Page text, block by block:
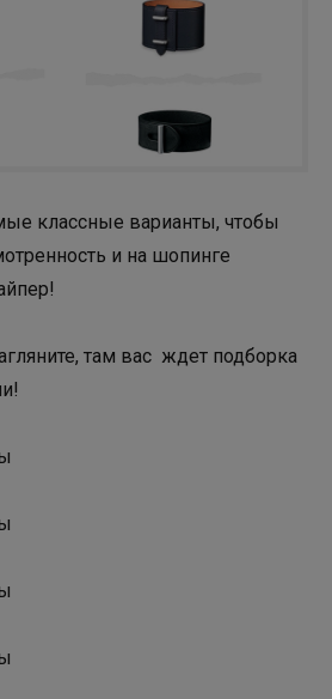
классные варианты, чтобы
и на шопинге
там вас ждет подборка